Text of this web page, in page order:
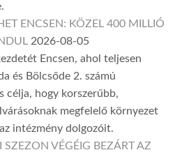
ENCSEN: KÖZEL 400 MILLIÓ
2026-08-05
Encsen, ahol teljesen
és Bölcsőde 2. számú
célja, hogy korszerűbb,
megfelelő környezet
intézmény dolgozóit.
SZEZON VÉGÉIG BEZÁRT AZ